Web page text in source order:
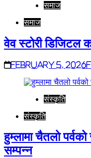
समाज
समाज
वेव स्टोरी डिजिटल
February 5, 2026
संस्कृति
संस्कृति
हुम्लामा चैतलो
सम्पन्न